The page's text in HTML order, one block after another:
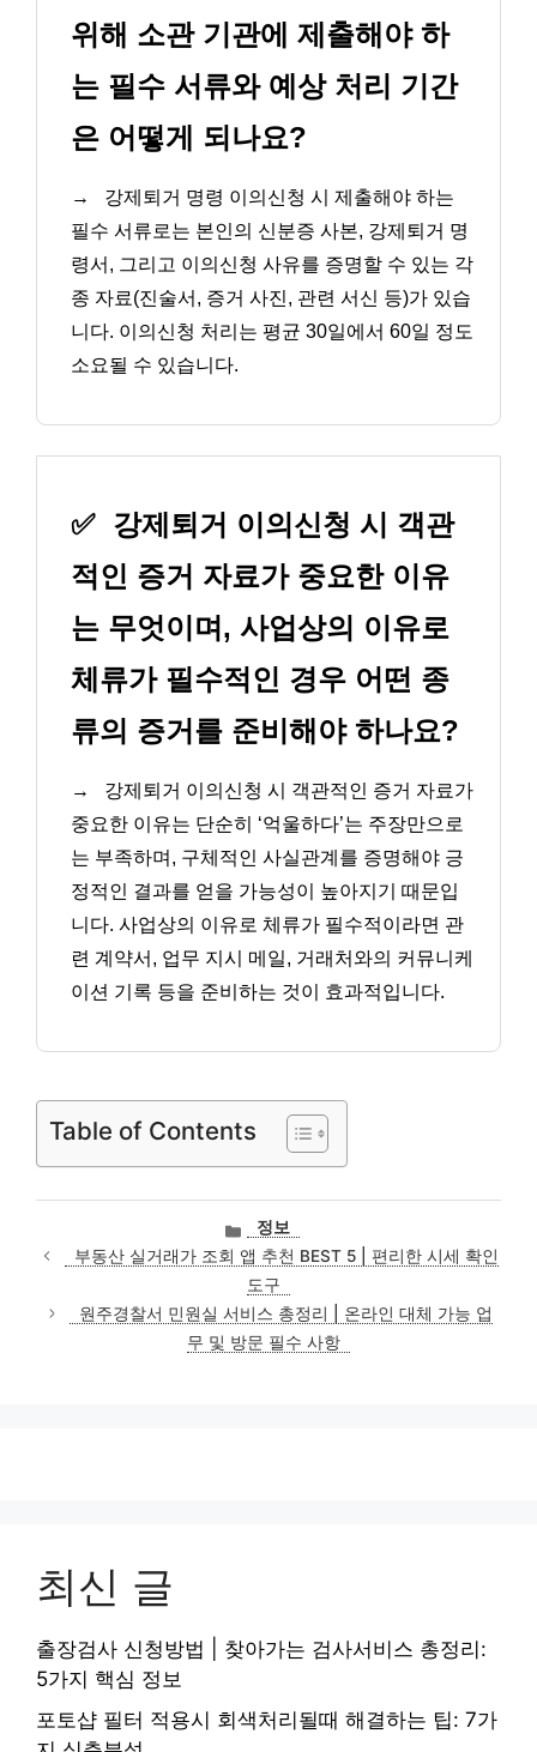
위해 소관 기관에 제출해야 하
는 필수 서류와 예상 처리 기간
은 어떻게 되나요?
→
강제퇴거 명령 이의신청 시 제출해야 하는
필수 서류로는 본인의 신분증 사본, 강제퇴거 명
령서, 그리고 이의신청 사유를 증명할 수 있는 각
종 자료(진술서, 증거 사진, 관련 서신 등)가 있습
니다. 이의신청 처리는 평균 30일에서 60일 정도
소요될 수 있습니다.
✅ 강제퇴거 이의신청 시 객관
적인 증거 자료가 중요한 이유
는 무엇이며, 사업상의 이유로
체류가 필수적인 경우 어떤 종
류의 증거를 준비해야 하나요?
→
강제퇴거 이의신청 시 객관적인 증거 자료가
중요한 이유는 단순히 ‘억울하다’는 주장만으로
는 부족하며, 구체적인 사실관계를 증명해야 긍
정적인 결과를 얻을 가능성이 높아지기 때문입
니다. 사업상의 이유로 체류가 필수적이라면 관
련 계약서, 업무 지시 메일, 거래처와의 커뮤니케
이션 기록 등을 준비하는 것이 효과적입니다.
Table of Contents
카
테
고
리
정보
부동산 실거래가 조회 앱 추천 BEST 5 | 편리한 시세 확인
도구
원주경찰서 민원실 서비스 총정리 | 온라인 대체 가능 업
무 및 방문 필수 사항
최신 글
출장검사 신청방법 | 찾아가는 검사서비스 총정리:
5가지 핵심 정보
포토샵 필터 적용시 회색처리될때 해결하는 팁: 7가